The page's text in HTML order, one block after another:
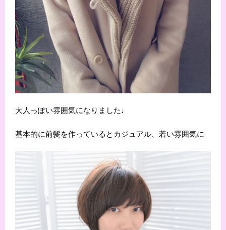
大人っぽい雰囲気になりました♩
基本的に前髪を作っているとカジュアル、若い雰囲気に